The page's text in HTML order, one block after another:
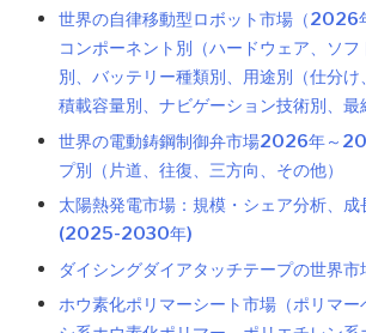
世界の自律移動型ロボット市場（2026
コンポーネント別（ハードウェア、ソ
別、バッテリー種類別、用途別（仕分け
積載容量別、ナビゲーション技術別、最
世界の電動鋳鋼制御弁市場2026年～
プ別（片道、往復、三方向、その他）
太陽熱発電市場：規模・シェア分析、成
(2025-2030年)
ダイシングダイアタッチテープの世界
ホウ素化ポリマーシート市場（ポリマー